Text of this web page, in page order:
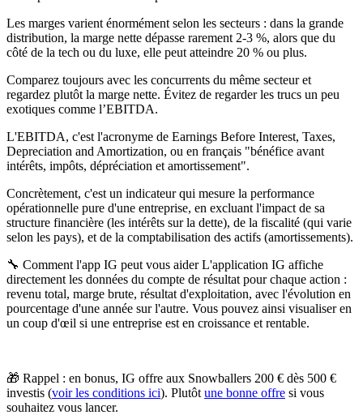
Les marges varient énormément selon les secteurs : dans la grande
distribution, la marge nette dépasse rarement 2-3 %, alors que du
côté de la tech ou du luxe, elle peut atteindre 20 % ou plus.
Comparez toujours avec les concurrents du même secteur et
regardez plutôt la marge nette. Évitez de regarder les trucs un peu
exotiques comme l’EBITDA.
L'EBITDA, c'est l'acronyme de Earnings Before Interest, Taxes,
Depreciation and Amortization, ou en français "bénéfice avant
intérêts, impôts, dépréciation et amortissement".
Concrètement, c'est un indicateur qui mesure la performance
opérationnelle pure d'une entreprise, en excluant l'impact de sa
structure financière (les intérêts sur la dette), de la fiscalité (qui varie
selon les pays), et de la comptabilisation des actifs (amortissements).
🔧 Comment l'app IG peut vous aiderL'application IG affiche
directement les données du compte de résultat pour chaque action :
revenu total, marge brute, résultat d'exploitation, avec l'évolution en
pourcentage d'une année sur l'autre. Vous pouvez ainsi visualiser en
un coup d'œil si une entreprise est en croissance et rentable.
🎁 Rappel : en bonus, IG offre aux Snowballers 200 € dès 500 €
investis (voir les conditions ici). Plutôt une bonne offre si vous
souhaitez vous lancer.